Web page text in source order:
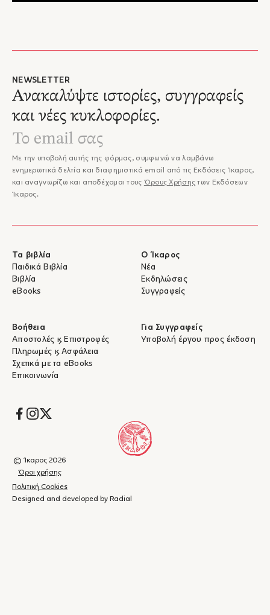
NEWSLETTER
Ανακαλύψτε ιστορίες, συγγραφείς
και νέες κυκλοφορίες.
Με την υποβολή αυτής της φόρμας, συμφωνώ να λαμβάνω
ενημερωτικά δελτία και διαφημιστικά email από τις Εκδόσεις Ίκαρος,
και αναγνωρίζω και αποδέχομαι τους Όρους Χρήσης των Εκδόσεων
Ίκαρος.
Τα βιβλία
Παιδικά Βιβλία
Βιβλία
eBooks
Ο Ίκαρος
Νέα
Εκδηλώσεις
Συγγραφείς
Βοήθεια
Αποστολές & Επιστροφές
Πληρωμές & Ασφάλεια
Σχετικά με τα eBooks
Επικοινωνία
Για Συγγραφείς
Υποβολή έργου προς έκδοση
Socials
© Ίκαρος 2026
Όροι χρήσης
Πολιτική Cookies
Designed and developed by Radial